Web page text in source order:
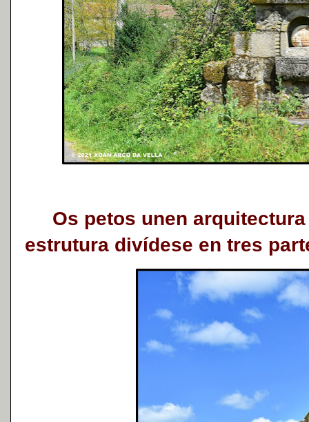
Os petos unen arquitectura
estrutura divídese en tres